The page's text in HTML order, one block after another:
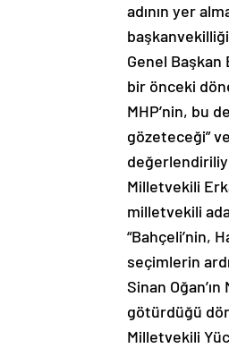
adının yer
Genel Başkan
bir önceki
MHP’nin, bu
gözeteceği”
Milletvekili
milletvekili
“Bahçeli’nin,
seçimlerin
Sinan
götürdüğü
Milletvekili